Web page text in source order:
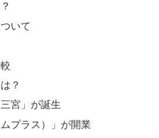
いて
？
宮」が誕生
プラス）」が開業